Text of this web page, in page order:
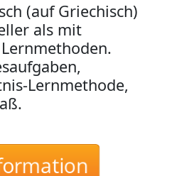
(auf Griechisch)
als mit
Lernmethode,